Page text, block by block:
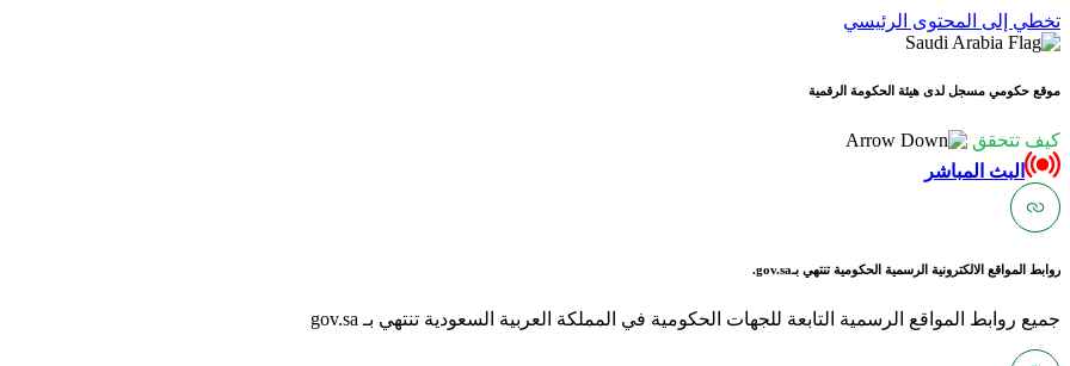
تخطي إلى المحتوى الرئيسي
موقع حكومي مسجل لدى هيئة الحكومة الرقمية
كيف تتحقق
البث المباشر
روابط المواقع الالكترونية الرسمية الحكومية تنتهي بـgov.sa.
جميع روابط المواقع الرسمية التابعة للجهات الحكومية في المملكة العربية السعودية تنتهي بـ gov.sa